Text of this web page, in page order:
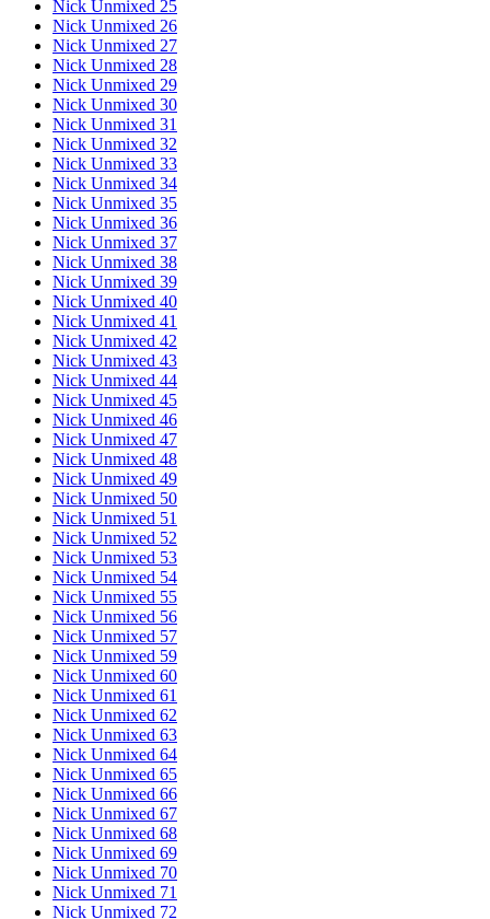
Nick Unmixed 25
Nick Unmixed 26
Nick Unmixed 27
Nick Unmixed 28
Nick Unmixed 29
Nick Unmixed 30
Nick Unmixed 31
Nick Unmixed 32
Nick Unmixed 33
Nick Unmixed 34
Nick Unmixed 35
Nick Unmixed 36
Nick Unmixed 37
Nick Unmixed 38
Nick Unmixed 39
Nick Unmixed 40
Nick Unmixed 41
Nick Unmixed 42
Nick Unmixed 43
Nick Unmixed 44
Nick Unmixed 45
Nick Unmixed 46
Nick Unmixed 47
Nick Unmixed 48
Nick Unmixed 49
Nick Unmixed 50
Nick Unmixed 51
Nick Unmixed 52
Nick Unmixed 53
Nick Unmixed 54
Nick Unmixed 55
Nick Unmixed 56
Nick Unmixed 57
Nick Unmixed 59
Nick Unmixed 60
Nick Unmixed 61
Nick Unmixed 62
Nick Unmixed 63
Nick Unmixed 64
Nick Unmixed 65
Nick Unmixed 66
Nick Unmixed 67
Nick Unmixed 68
Nick Unmixed 69
Nick Unmixed 70
Nick Unmixed 71
Nick Unmixed 72